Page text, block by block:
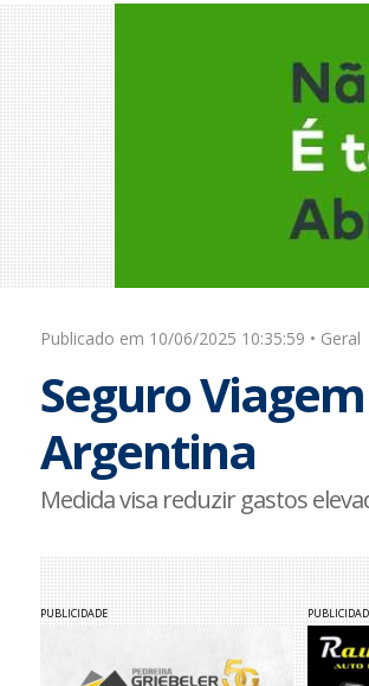
Publicado em 10/06/2025 10:35:59 • Geral
Seguro
Argentina
Medida visa reduzir gastos
PUBLICIDADE